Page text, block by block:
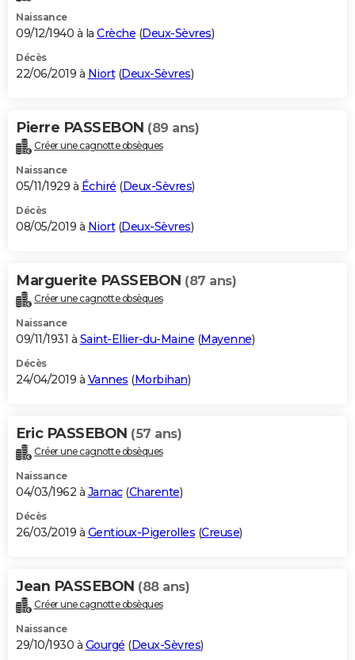
Naissance
09/12/1940 à la Crèche (Deux-Sèvres)
Décès
22/06/2019 à Niort(Deux-Sèvres)
Pierre PASSEBON (89 ans)
Créer une cagnotte obsèques
Naissance
05/11/1929 à Échiré (Deux-Sèvres)
Décès
08/05/2019 à Niort(Deux-Sèvres)
Marguerite PASSEBON (87 ans)
Créer une cagnotte obsèques
Naissance
09/11/1931 à Saint-Ellier-du-Maine (Mayenne)
Décès
24/04/2019 à Vannes (Morbihan)
Eric PASSEBON (57 ans)
Créer une cagnotte obsèques
Naissance
04/03/1962 à Jarnac(Charente)
Décès
26/03/2019 à Gentioux-Pigerolles (Creuse)
Jean PASSEBON (88 ans)
Créer une cagnotte obsèques
Naissance
29/10/1930 à Gourgé (Deux-Sèvres)